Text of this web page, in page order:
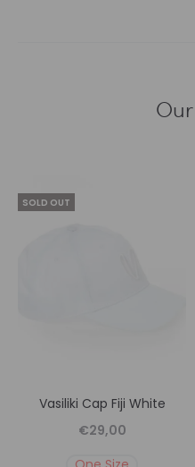
SOLD OUT
Vasiliki Cap Fiji White
€29,00